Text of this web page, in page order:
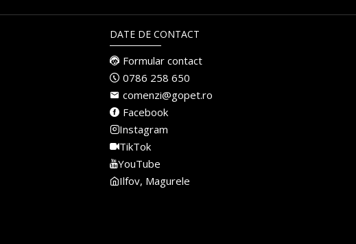
DATE DE CONTACT
Formular contact
0786 258 650
comenzi@gopet.ro
Facebook
Instagram
TikTok
YouTube
Ilfov, Magurele